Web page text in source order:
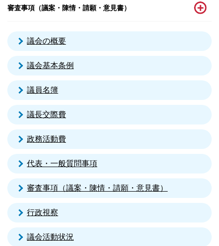
審査事項（議案・陳情・請願・意見書）
議会の概要
議会基本条例
議員名簿
議長交際費
政務活動費
代表・一般質問事項
審査事項（議案・陳情・請願・意見書）
行政視察
議会活動状況